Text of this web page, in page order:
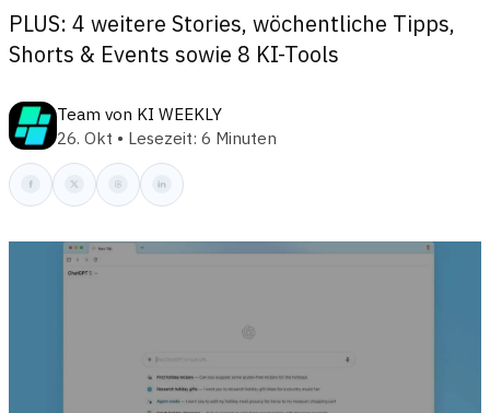
PLUS: 4 weitere Stories, wöchentliche Tipps,
Shorts & Events sowie 8 KI-Tools
Team von KI WEEKLY
26. Okt • Lesezeit: 6 Minuten